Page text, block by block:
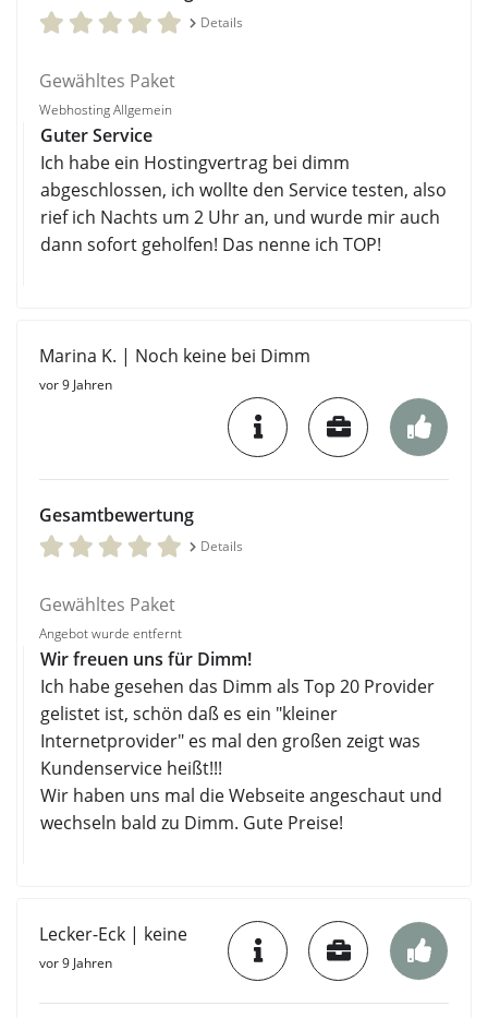
Details
Gewähltes Paket
Webhosting Allgemein
Guter Service
Ich habe ein Hostingvertrag bei dimm
abgeschlossen, ich wollte den Service testen, also
rief ich Nachts um 2 Uhr an, und wurde mir auch
dann sofort geholfen! Das nenne ich TOP!
Marina K. | Noch keine bei Dimm
vor 9 Jahren
Gesamtbewertung
Details
Gewähltes Paket
Angebot wurde entfernt
Wir freuen uns für Dimm!
Ich habe gesehen das Dimm als Top 20 Provider
gelistet ist, schön daß es ein "kleiner
Internetprovider" es mal den großen zeigt was
Kundenservice heißt!!!
Wir haben uns mal die Webseite angeschaut und
wechseln bald zu Dimm. Gute Preise!
Lecker-Eck | keine
vor 9 Jahren